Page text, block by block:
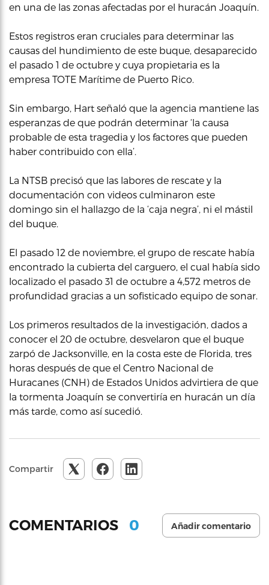
en una de las zonas afectadas por el huracán Joaquín.
Estos registros eran cruciales para determinar las
causas del hundimiento de este buque, desaparecido
el pasado 1 de octubre y cuya propietaria es la
empresa TOTE Marítime de Puerto Rico.
Sin embargo, Hart señaló que la agencia mantiene las
esperanzas de que podrán determinar ‘la causa
probable de esta tragedia y los factores que pueden
haber contribuido con ella’.
La NTSB precisó que las labores de rescate y la
documentación con videos culminaron este
domingo sin el hallazgo de la ‘caja negra’, ni el mástil
del buque.
El pasado 12 de noviembre, el grupo de rescate había
encontrado la cubierta del carguero, el cual había sido
localizado el pasado 31 de octubre a 4,572 metros de
profundidad gracias a un sofisticado equipo de sonar.
Los primeros resultados de la investigación, dados a
conocer el 20 de octubre, desvelaron que el buque
zarpó de Jacksonville, en la costa este de Florida, tres
horas después de que el Centro Nacional de
Huracanes (CNH) de Estados Unidos advirtiera de que
la tormenta Joaquín se convertiría en huracán un día
más tarde, como así sucedió.
Compartir
COMENTARIOS 0 Añadir comentario